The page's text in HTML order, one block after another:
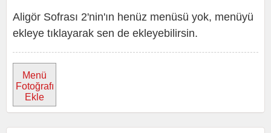
Aligör Sofrası 2'nin'ın henüz menüsü yok, menüyü
ekleye tıklayarak sen de ekleyebilirsin.
Menü
Fotoğrafı
Ekle